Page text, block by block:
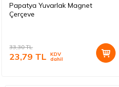
Papatya Yuvarlak Magnet
Çerçeve
33,30TL
23,79 TL KDV
dahil